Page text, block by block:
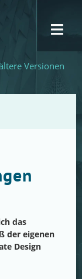
Versionen
das
der eigenen
Design